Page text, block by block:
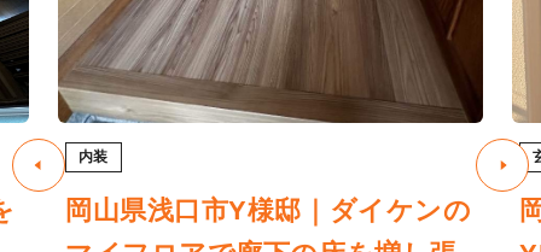
内装
岡山県浅口市Y様邸｜ダイケンの